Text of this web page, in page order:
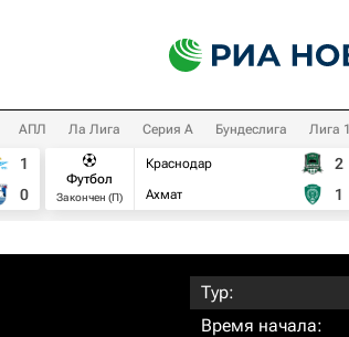
АПЛ Ла Лига Серия А Бундеслига Лига 1
1
0
Футбол
Закончен (П)
Краснодар
Ахмат
2
1
Тур:
Время начала: